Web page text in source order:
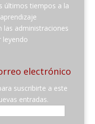
últimos tiempos a la
las administraciones
leyendo
electrónico
suscribirte a este
entradas.